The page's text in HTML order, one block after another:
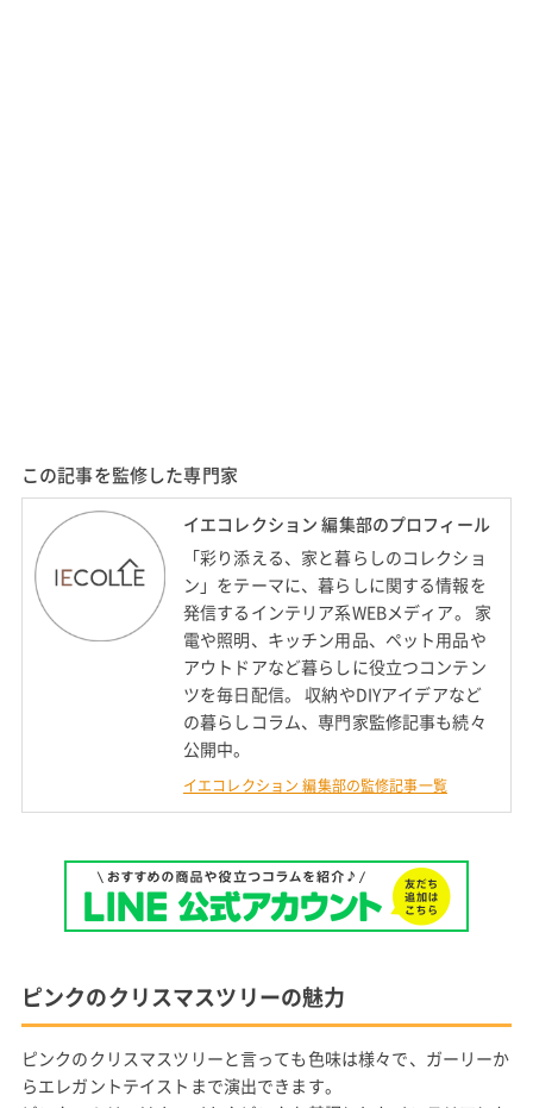
この記事を監修した専門家
イエコレクション 編集部のプロフィール
「彩り添える、家と暮らしのコレクショ
ン」をテーマに、暮らしに関する情報を
発信するインテリア系WEBメディア。 家
電や照明、キッチン用品、ペット用品や
アウトドアなど暮らしに役立つコンテン
ツを毎日配信。 収納やDIYアイデアなど
の暮らしコラム、専門家監修記事も続々
公開中。
イエコレクション 編集部の監修記事一覧
ピンクのクリスマスツリーの魅力
ピンクのクリスマスツリーと言っても色味は様々で、ガーリーか
らエレガントテイストまで演出できます。